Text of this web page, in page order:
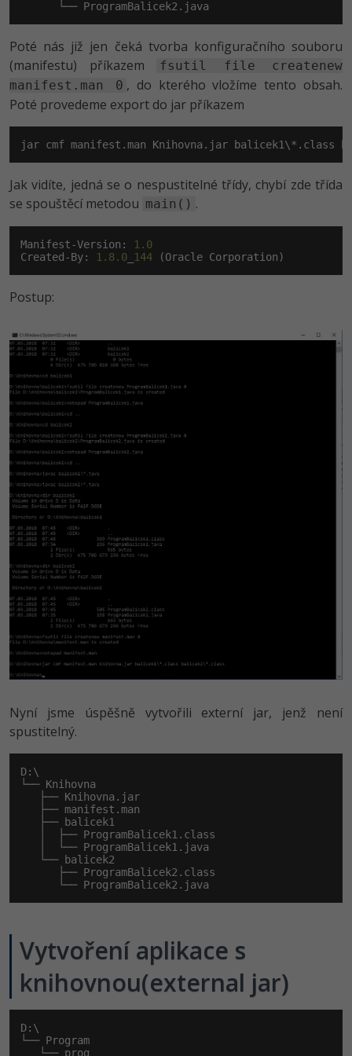
      └── ProgramBalicek2.java
Poté nás již jen čeká tvorba konfiguračního souboru
(manifestu) příkazem
fsutil file createnew
manifest.man 0 , do kterého vložíme tento obsah.
Poté provedeme export do jar příkazem
jar cmf manifest.man Knihovna.jar balicek1\*.class
Jak vidíte, jedná se o nespustitelné třídy, chybí zde třída
se spouštěcí metodou main() .
Manifest-Version:
1.0
Created-By:
1.8.0 144 (Oracle Corporation)
Postup:
Nyní jsme úspěšně vytvořili externí jar, jenž není
spustitelný.
D:\
└── Knihovna
   ├── Knihovna.jar
   ├── manifest.man
   ├── balicek1
   │  ├── ProgramBalicek1.class
   │  └── ProgramBalicek1.java
   └── balicek2
      ├── ProgramBalicek2.class
      └── ProgramBalicek2.java
Vytvoření aplikace s
knihovnou(external jar)
D:\
└── Program
   └── prog